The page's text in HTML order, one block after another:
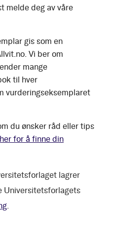
melde deg av våre
gis som en
Vi ber om
mange
til hver
vurderingseksemplaret
du ønsker råd eller tips
for å finne din
lagrer
Universitetsforlagets
.